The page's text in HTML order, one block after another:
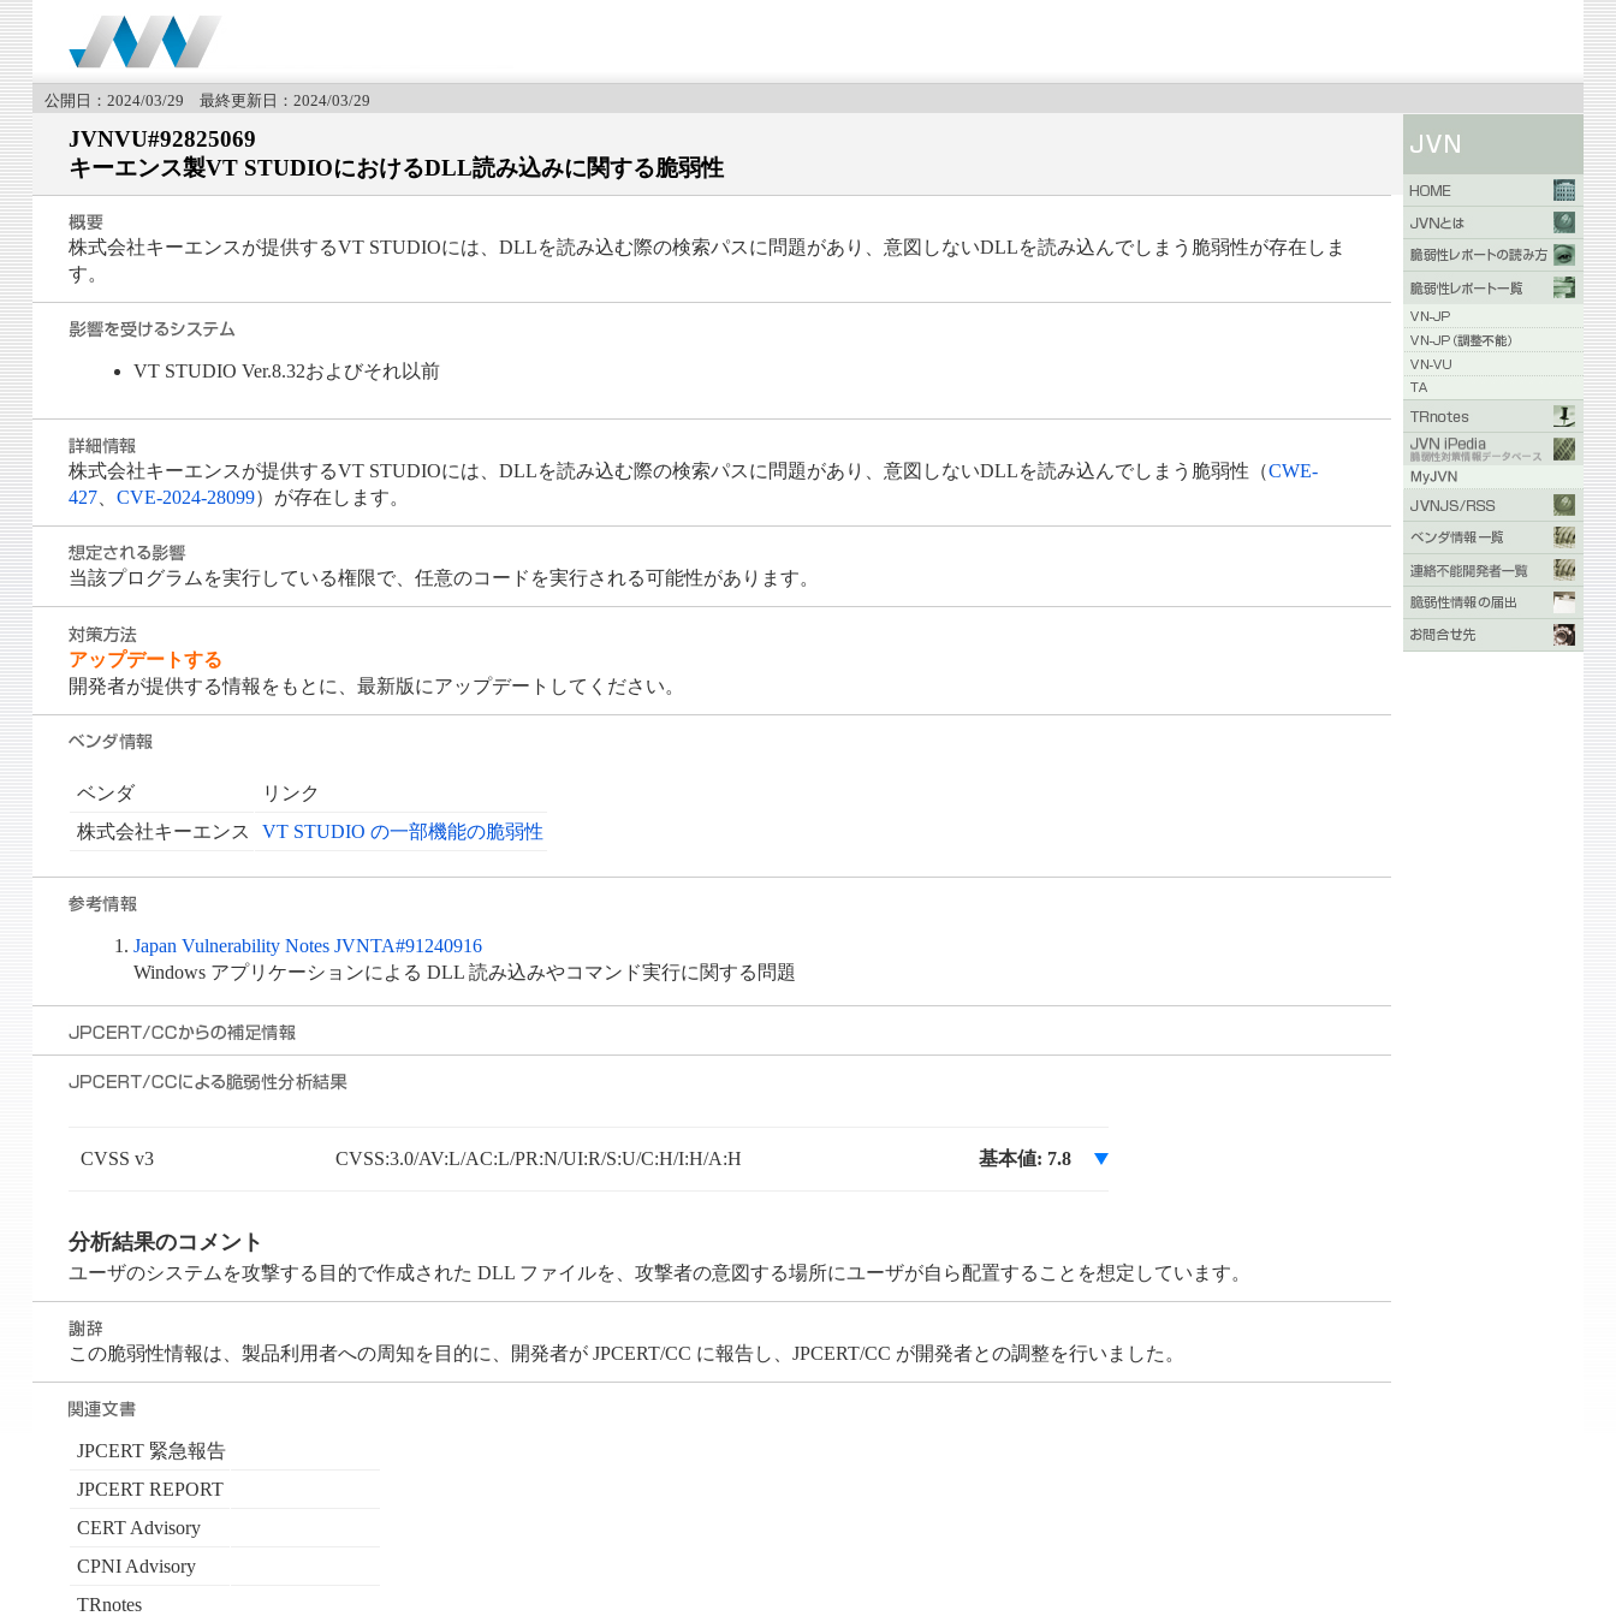
公開日：2024/03/29 最終更新日：2024/03/29
JVNVU#92825069
キーエンス製VT STUDIOにおけるDLL読み込みに関する脆弱性
株式会社キーエンスが提供するVT STUDIOには、DLLを読み込む際の検索パスに問題があり、意図しないDLLを読み込んでしまう脆弱性が存在しま
す。
VT STUDIO Ver.8.32およびそれ以前
株式会社キーエンスが提供するVT STUDIOには、DLLを読み込む際の検索パスに問題があり、意図しないDLLを読み込んでしまう脆弱性（CWE-
427、 CVE-2024-28099）が存在します。
当該プログラムを実行している権限で、任意のコードを実行される可能性があります。
アップデートする
開発者が提供する情報をもとに、最新版にアップデートしてください。
ベンダ
リンク
株式会社キーエンス
VT STUDIO の一部機能の脆弱性
Japan Vulnerability Notes JVNTA#91240916
Windows アプリケーションによる DLL 読み込みやコマンド実行に関する問題
CVSS v3 CVSS:3.0/AV:L/AC:L/PR:N/UI:R/S:U/C:H/I:H/A:H 基本値: 7.8
分析結果のコメント
ユーザのシステムを攻撃する目的で作成された DLL ファイルを、攻撃者の意図する場所にユーザが自ら配置することを想定しています。
この脆弱性情報は、製品利用者への周知を目的に、開発者が JPCERT/CC に報告し、JPCERT/CC が開発者との調整を行いました。
JPCERT 緊急報告
JPCERT REPORT
CERT Advisory
CPNI Advisory
TRnotes